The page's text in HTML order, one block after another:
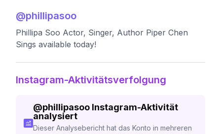
@phillipasoo
Phillipa Soo Actor, Singer, Author Piper Chen
Sings available today!
Instagram-Aktivitätsverfolgung
@phillipasoo Instagram-Aktivität
analysiert
Dieser Analysebericht hat das Konto in mehreren